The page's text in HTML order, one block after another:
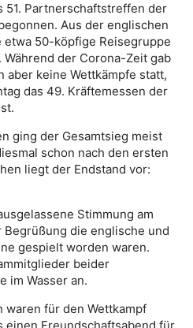
51. Partnerschaftstreffen der
Aus der englischen
etwa 50-köpfige Reisegruppe
der Corona-Zeit gab
aber keine Wettkämpfe statt,
das 49. Kräftemessen der
ging der Gesamtsieg meist
schon nach den ersten
liegt der Endstand vor:
Stimmung am
Begrüßung die englische und
gespielt worden waren.
beider
im Wasser an.
waren für den Wettkampf